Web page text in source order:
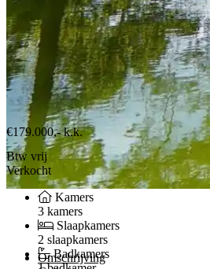
€179.000,-k.k.
Btw vrij
Verkocht
Kamers
3 kamers
Slaapkamers
2 slaapkamers
Badkamers
Omschrijving